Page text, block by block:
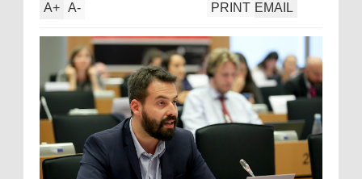
A+ A- EMAIL
PRINT